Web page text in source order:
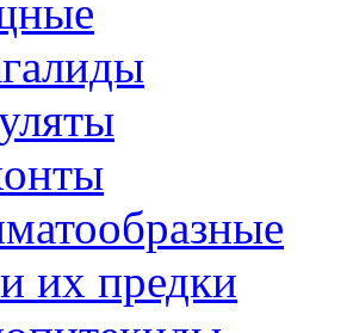
их предки